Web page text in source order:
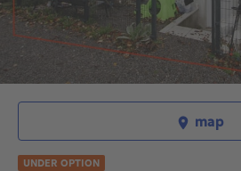
map
UNDER OPTION